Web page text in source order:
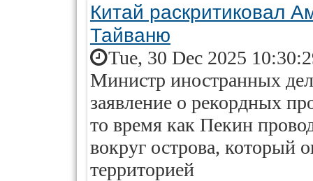
Китай раскритиковал
Тайваню
Tue, 30 Dec 2025
Министр иностранных
заявление о рекордных
то время как Пекин
вокруг острова, который
территорией